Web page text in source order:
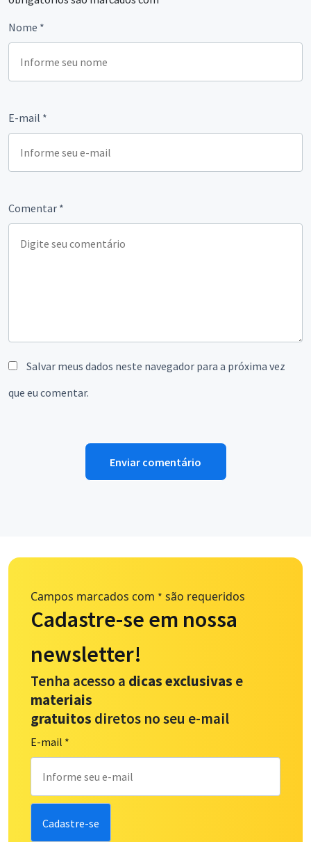
Comentar *
Nome *
E-mail *
Salvar meus dados neste navegador para a próxima vez
que eu comentar.
Campos marcados com * são requeridos
Cadastre-se em nossa
newsletter!
Tenha acesso a dicas exclusivas e
materiais
gratuitos diretos no seu e-mail
E-mail *